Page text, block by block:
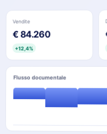
Vendite
€ 84.260
+12,4%
Flusso documentale